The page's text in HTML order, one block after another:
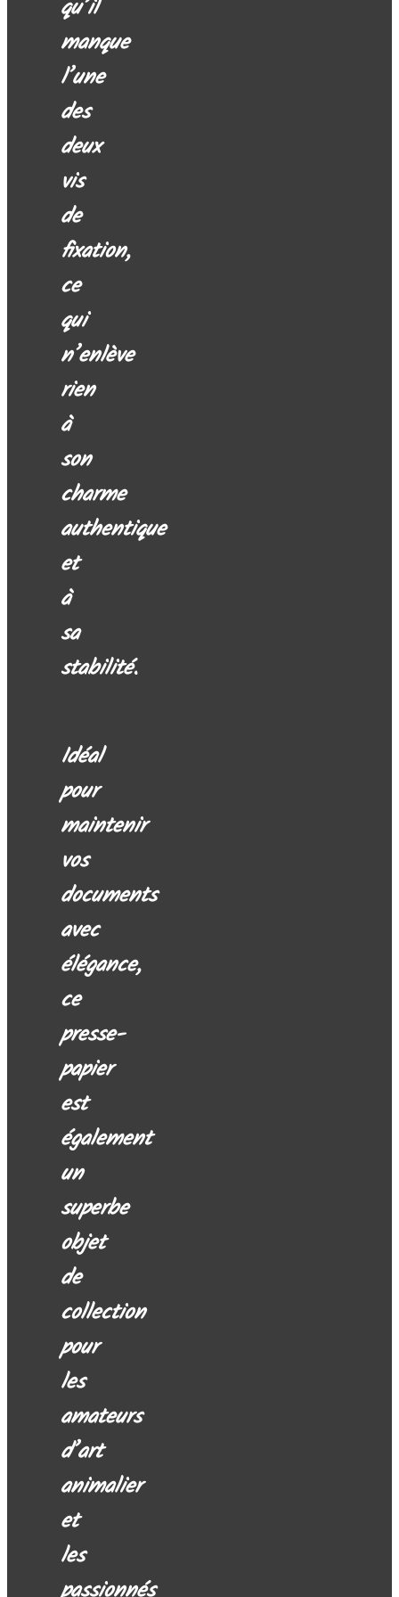
qu’il
manque
l’une
des
deux
vis
de
fixation,
ce
qui
n’enlève
rien
à
son
charme
authentique
et
à
sa
stabilité.
Idéal
pour
maintenir
vos
documents
avec
élégance,
ce
presse-
papier
est
également
un
superbe
objet
de
collection
pour
les
amateurs
d’art
animalier
et
les